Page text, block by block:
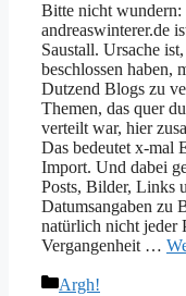
Bitte nicht wundern:
andreaswinterer.de
Saustall. Ursache
beschlossen haben,
Dutzend Blogs zu
Themen, das quer
verteilt war, hier
Das bedeutet x-mal
Import. Und dabei
Posts, Bilder, Links
Datumsangaben zu
natürlich nicht jeder
Vergangenheit …
Kategorien
Argh!